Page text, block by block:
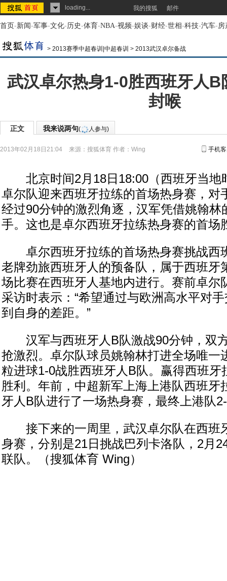
loading... 我的搜狐 邮件
首页-新闻-军事-文化-历史-体育-NBA-视频-娱谈-财经-世相-科技-汽车-房
> 2013赛季中超春训|中超春训 > 2013武汉卓尔备战
武汉卓尔热身1-0胜西班牙人B
封喉
正文 我来说两句( 人参与)
2013年02月18日21:04 来源： 搜狐体育 作者：Wing 手机
北京时间2月18日18:00（西班牙当地
卓尔队迎来西班牙拉练的首场热身赛，对
经过90分钟的激烈角逐，汉军凭借姚翰林
手。这也是卓尔西班牙拉练热身赛的首场
卓尔西班牙拉练的首场热身赛挑战西
老牌劲旅西班牙人的预备队，属于西班牙
场比赛在西班牙人基地内进行。赛前卓尔
采访时表示：“希望通过与欧洲高水平对
到自身的差距。”
汉军与西班牙人B队激战90分钟，双
抢激烈。卓尔队球员姚翰林打进全场唯一
粒进球1-0战胜西班牙人B队。赢得西班牙
胜利。年前，中超新军上海上港队西班牙
牙人B队进行了一场热身赛，最终上港队
接下来的一周里，武汉卓尔队在西班
身赛，分别是21日挑战巴列卡洛队，2月
联队。（搜狐体育 Wing）